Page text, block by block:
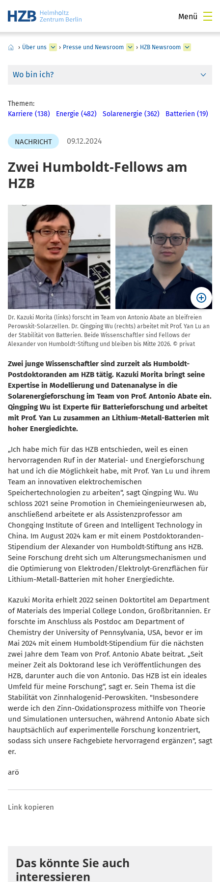
Menü
› Über uns › Presse und Newsroom › HZB Newsroom
Wo bin ich?
Themen:
Karriere (138)
Energie (482) Solarenergie (362) Batterien (19)
NACHRICHT 09.12.2024
Zwei Humboldt-Fellows am
HZB
Dr. Kazuki Morita (links) forscht im Team von Antonio Abate an bleifreien
Perowskit-Solarzellen. Dr. Qingping Wu (rechts) arbeitet mit Prof. Yan Lu an
der Stabilität von Batterien. Beide Wissenschaftler sind Fellows der
Alexander von Humboldt-Stiftung und bleiben bis Mitte 2026. © privat
Zwei junge Wissenschaftler sind zurzeit als Humboldt-
Postdoktoranden am HZB tätig. Kazuki Morita bringt seine
Expertise in Modellierung und Datenanalyse in die
Solarenergieforschung im Team von Prof. Antonio Abate ein.
Qingping Wu ist Experte für Batterieforschung und arbeitet
mit Prof. Yan Lu zusammen an Lithium-Metall-Batterien mit
hoher Energiedichte.
Ich habe mich für das HZB entschieden, weil es einen
hervorragenden Ruf in der Material- und Energieforschung
hat und ich die Möglichkeit habe, mit Prof. Yan Lu und ihrem
Team an innovativen elektrochemischen
Speichertechnologien zu arbeiten“, sagt Qingping Wu. Wu
schloss 2021 seine Promotion in Chemieingenieurwesen ab,
anschließend arbeitete er als Assistenzprofessor am
Chongqing Institute of Green and Intelligent Technology in
China. Im August 2024 kam er mit einem Postdoktoranden-
Stipendium der Alexander von Humboldt-Stiftung ans HZB.
Seine Forschung dreht sich um Alterungsmechanismen und
die Optimierung von Elektroden/Elektrolyt-Grenzflächen für
Lithium-Metall-Batterien mit hoher Energiedichte.
Kazuki Morita erhielt 2022 seinen Doktortitel am Department
of Materials des Imperial College London, Großbritannien. Er
forschte im Anschluss als Postdoc am Department of
Chemistry der University of Pennsylvania, USA, bevor er im
Mai 2024 mit einem Humboldt-Stipendium für die nächsten
zwei Jahre dem Team von Prof. Antonio Abate beitrat. „Seit
meiner Zeit als Doktorand lese ich Veröffentlichungen des
HZB, darunter auch die von Antonio. Das HZB ist ein ideales
Umfeld für meine Forschung“, sagt er. Sein Thema ist die
Stabilität von Zinnhalogenid-Perowskiten. "Insbesondere
werde ich den Zinn-Oxidationsprozess mithilfe von Theorie
und Simulationen untersuchen, während Antonio Abate sich
hauptsächlich auf experimentelle Forschung konzentriert,
sodass sich unsere Fachgebiete hervorragend ergänzen", sagt
er.
arö
Link kopieren
Das könnte Sie auch
interessieren